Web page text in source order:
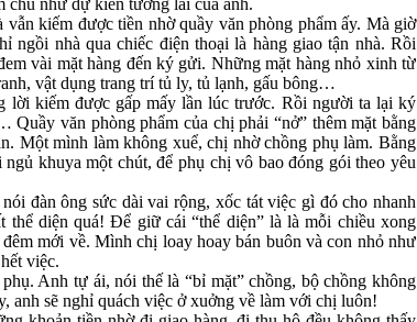
chủ như dự kiến tương lai của anh.
vẫn kiếm được tiền nhờ quầy văn phòng phẩm ấy. Mà giờ
ngồi nhà qua chiếc điện thoại là hàng giao tận nhà. Rồi
vài mặt hàng đến ký gửi. Những mặt hàng nhỏ xinh từ
vật dụng trang trí tủ ly, tủ lạnh, gấu bông…
lời kiếm được gấp mấy lần lúc trước. Rồi người ta lại ký
Quầy văn phòng phẩm của chị phải “nở” thêm mặt bằng
Một mình làm không xuể, chị nhờ chồng phụ làm. Bằng
khuya một chút, để phụ chị vô bao đóng gói theo yêu
đàn ông sức dài vai rộng, xốc tát việc gì đó cho nhanh
thể diện quá! Để giữ cái “thể diện” là là mỗi chiều xong
mới về. Mình chị loay hoay bán buôn và con nhỏ như
việc.
Anh tự ái, nói thế là “bỉ mặt” chồng, bộ chồng không
anh sẽ nghỉ quách việc ở xuởng về làm với chị luôn!